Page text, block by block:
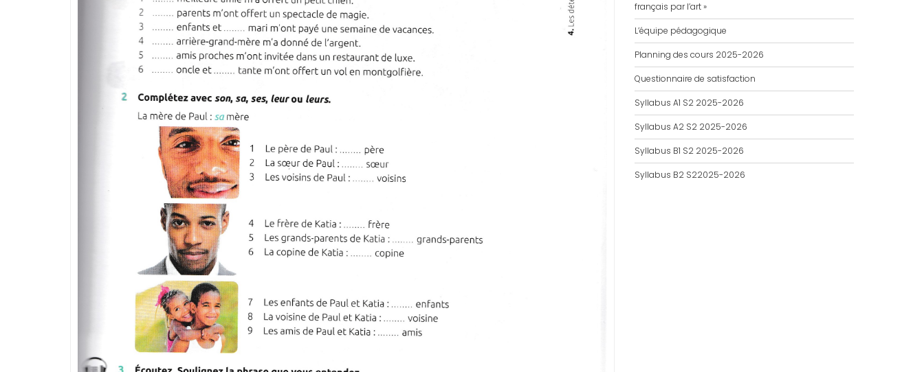
français par l’art »
L’équipe pédagogique
Planning des cours 2025-2026
Questionnaire de satisfaction
Syllabus A1 S2 2025-2026
Syllabus A2 S2 2025-2026
Syllabus B1 S2 2025-2026
Syllabus B2 S22025-2026